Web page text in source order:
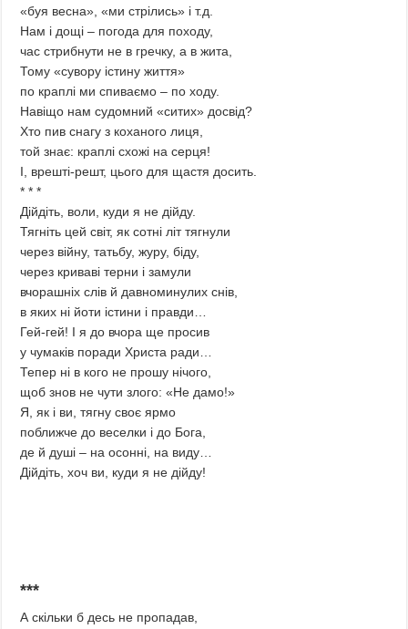
«буя весна», «ми стрілись» і т.д.
Нам і дощі – погода для походу,
час стрибнути не в гречку, а в жита,
Тому «сувору істину життя»
по краплі ми спиваємо – по ходу.
Навіщо нам судомний «ситих» досвід?
Хто пив снагу з коханого лиця,
той знає: краплі схожі на серця!
І, врешті-решт, цього для щастя досить.
* * *
Дійдіть, воли, куди я не дійду.
Тягніть цей світ, як сотні літ тягнули
через війну, татьбу, журу, біду,
через криваві терни і замули
вчорашніх слів й давноминулих снів,
в яких ні йоти істини і правди…
Гей-гей! І я до вчора ще просив
у чумаків поради Христа ради…
Тепер ні в кого не прошу нічого,
щоб знов не чути злого: «Не дамо!»
Я, як і ви, тягну своє ярмо
поближче до веселки і до Бога,
де й душі – на осонні, на виду…
Дійдіть, хоч ви, куди я не дійду!
***
А скільки б десь не пропадав,